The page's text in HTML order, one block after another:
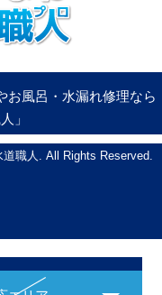
お風呂・水漏れ修理なら
」
職人. All Rights Reserved.